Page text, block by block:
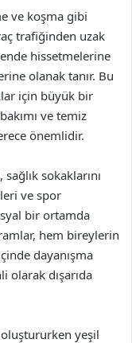
ve koşma gibi
trafiğinden uzak
hissetmelerine
olanak tanır. Bu
için büyük bir
ve temiz
önemlidir.
sokaklarını
ve spor
bir ortamda
hem bireylerin
dayanışma
olarak dışarıda
oluştururken yeşil